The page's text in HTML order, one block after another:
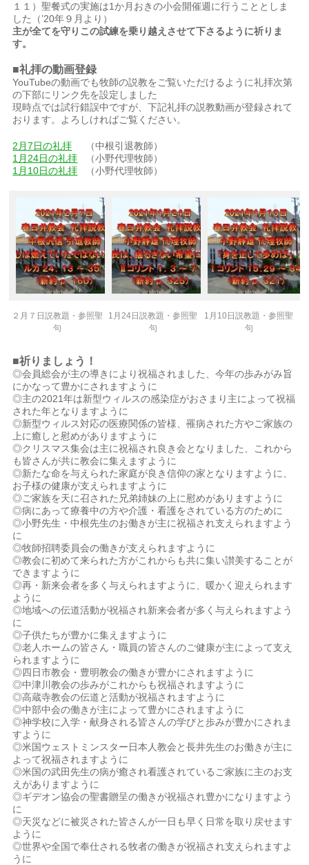
１１）聖餐式の実施は1か月おきの小会開催週に行うこととしま
した（’20年９月より）
主が全てを守りこの試練を乗り越えさせて下さるように祈りま
す。
■礼拝の動画登録
YouTubeの動画でも牧師の説教をご覧いただけるように礼拝次第
の下部にリンク先を設定しました
現時点では試行錯誤中ですが、下記礼拝の説教動画が登録されて
おります。よろしければご覧ください。
2月7日の礼拝 （中根引退教師）
1月24日の礼拝 （小野代理牧師）
1月10日の礼拝 （小野代理牧師）
２月７日説教題・参照聖
句
1月24日説教題・参照聖
句
1月10日説教題・参照聖
句
■祈りましょう！
◎会員総会が主の導きにより祝福されました、今年の歩みがみ旨
にかなって豊かにされますように
◎主の2021年は新型ウィルスの感染症がおさまり主によって祝福
された年となりますように
◎新型ウィルス対応の医療関係の皆様、罹病された方やご家族の
上に癒しと慰めがありますように
◎クリスマス集会は主に祝福され良き会となりました、これから
も皆さんが共に教会に集えますように
◎新たな命を与えられた家庭が良き信仰の家となりますように、
お子様の健康が支えられますように
◎ご家族を天に召された兄弟姉妹の上に慰めがありますように
◎病にあって療養中の方や介護・看護をされている方のために
◎小野先生・中根先生のお働きが主に祝福され支えられますよう
に
◎牧師招聘委員会の働きが支えられますように
◎教会に初めて来られた方がこれからも共に集い讃美することが
できますように
◎再・新来会者を多く与えられますように、暖かく迎えられます
ように
◎地域への伝道活動が祝福され新来会者が多く与えられますよう
に
◎子供たちが豊かに集えますように
◎老人ホームの皆さん・職員の皆さんのご健康が主によって支え
られますように
◎四日市教会・豊明教会の働きが豊かにされますように
◎中津川教会の歩みがこれからも祝福されますように
◎高蔵寺教会の伝道と活動が祝福されますように
◎中部中会の働きが主によって豊かにされますように
◎神学校に入学・献身される皆さんの学びと歩みが豊かにされま
すように
◎米国ウェストミンスター日本人教会と長井先生のお働きが主に
よって祝福されますように
◎米国の武田先生の病が癒され看護されているご家族に主のお支
えがありますように
◎ギデオン協会の聖書贈呈の働きが祝福され豊かになりますよう
に
◎天災などに被災された皆さんが一日も早く日常を取り戻せます
ように
◎世界や全国で奉仕される牧者の働きが祝福され支えられますよ
うに